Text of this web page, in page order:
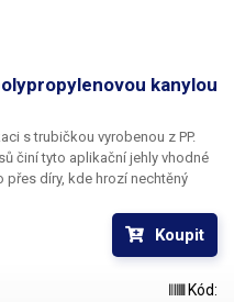
kanylou
s trubičkou vyrobenou z PP.
činí tyto aplikační jehly vhodné
díry, kde hrozí nechtěný
kontaktem s hrotem
Koupit
Kód: